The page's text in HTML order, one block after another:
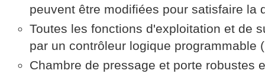
peuvent être modifiées pour satisfaire la
Toutes les fonctions d'exploitation et de
par un contrôleur logique programmable
Chambre de pressage et porte robustes